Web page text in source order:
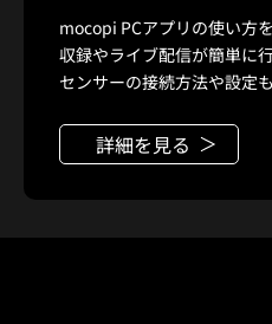
mocopi PCアプリの使い方
収録やライブ配信が簡単に
センサーの接続方法や設定も
詳細を見る